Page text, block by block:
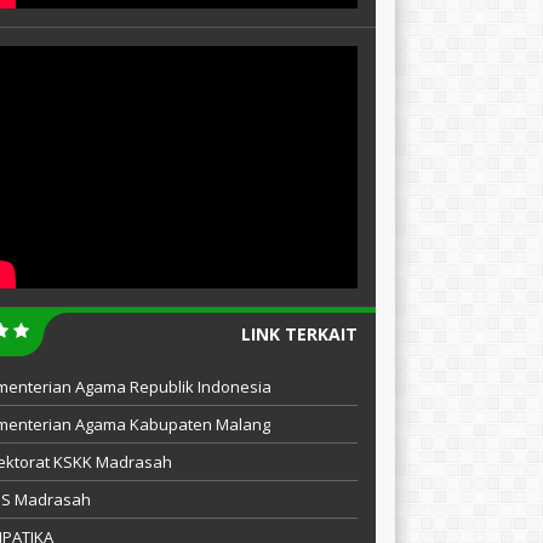
LINK TERKAIT
Agama Republik Indonesia
Agama Kabupaten Malang
KSKK Madrasah
Madrasah